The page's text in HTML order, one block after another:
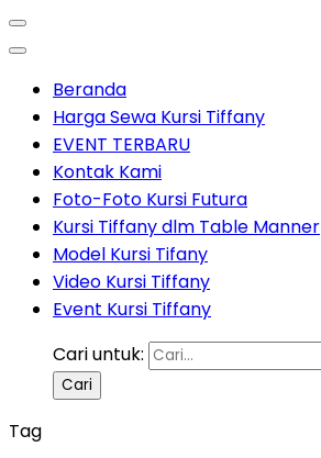
Beranda
Harga Sewa Kursi Tiffany
EVENT TERBARU
Kontak Kami
Foto-Foto Kursi Futura
Kursi Tiffany dlm Table Manner
Model Kursi Tifany
Video Kursi Tiffany
Event Kursi Tiffany
Cari untuk:
Tag